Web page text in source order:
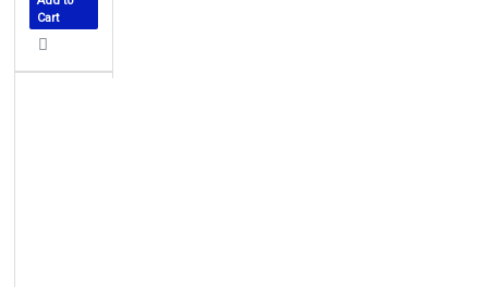
Cart